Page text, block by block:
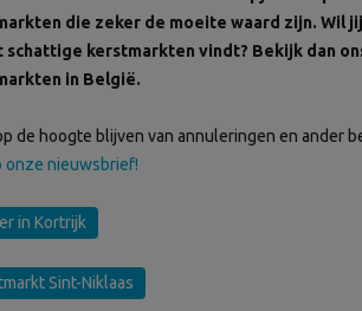
die zeker de moeite waard zijn. Wil
schattige kerstmarkten vindt? Bekijk dan
in België.
de hoogte blijven van annuleringen en ander
onze nieuwsbrief!
in Kortrijk
Sint-Niklaas